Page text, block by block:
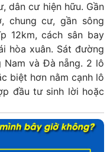
dân cư hiện hữu. Gần
chung cư, gần sông
12km, cách sân bay
hòa xuân. Sát đường
Nam và Đà nẵng. 2 lô
biệt hơn nằm cạnh lô
đầu tư sinh lời hoặc